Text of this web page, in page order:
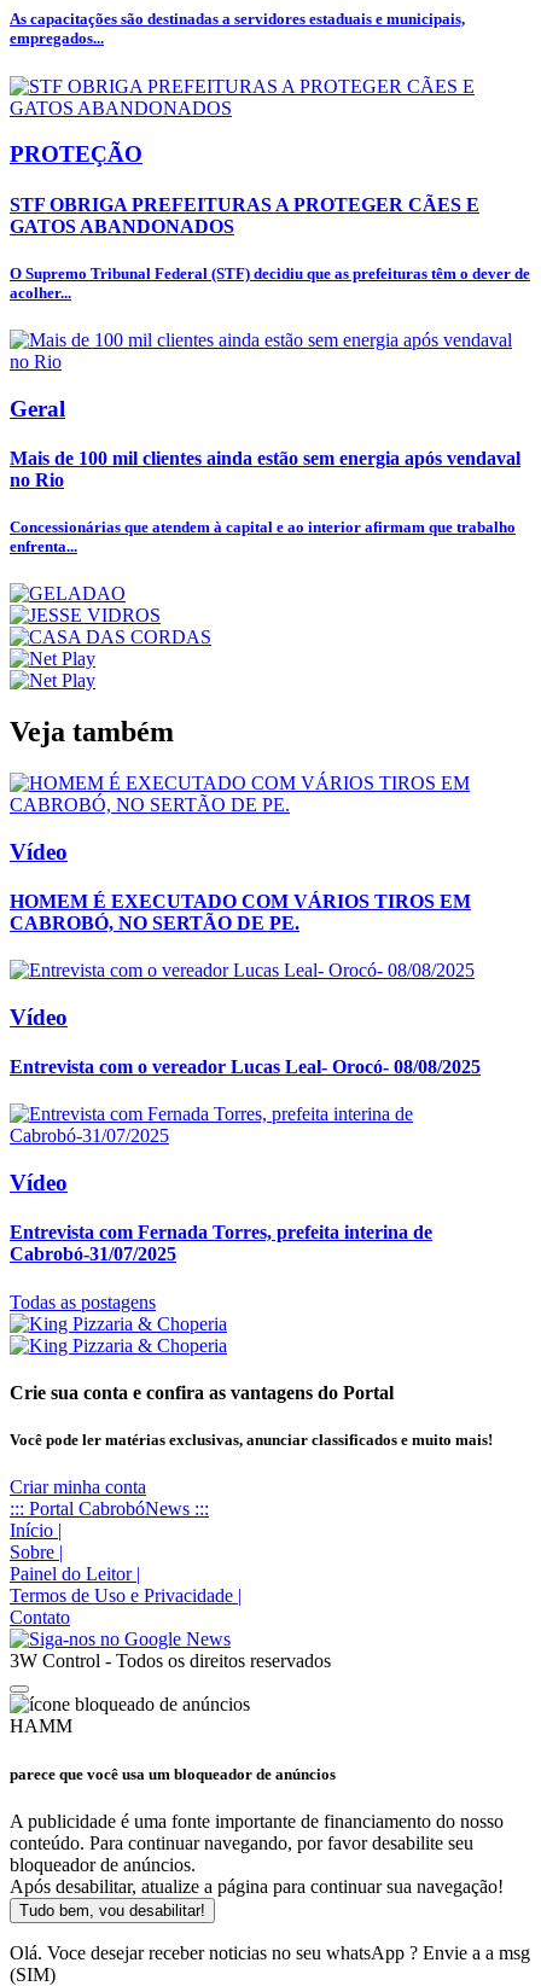
As capacitações são destinadas a servidores estaduais e municipais,
empregados...
PROTEÇÃO
STF OBRIGA PREFEITURAS A PROTEGER CÃES E
GATOS ABANDONADOS
O Supremo Tribunal Federal (STF) decidiu que as prefeituras têm o dever de
acolher...
Geral
Mais de 100 mil clientes ainda estão sem energia após vendaval
no Rio
Concessionárias que atendem à capital e ao interior afirmam que trabalho
enfrenta...
Veja também
Vídeo
HOMEM É EXECUTADO COM VÁRIOS TIROS EM
CABROBÓ, NO SERTÃO DE PE.
Vídeo
Entrevista com o vereador Lucas Leal- Orocó- 08/08/2025
Vídeo
Entrevista com Fernada Torres, prefeita interina de
Cabrobó-31/07/2025
Todas as postagens
Crie sua conta e confira as vantagens do Portal
Você pode ler matérias exclusivas, anunciar classificados e muito mais!
Criar minha conta
::: Portal CabrobóNews :::
Início |
Sobre |
Painel do Leitor |
Termos de Uso e Privacidade |
Contato
3W Control - Todos os direitos reservados
HAMM
parece que você usa um bloqueador de anúncios
A publicidade é uma fonte importante de financiamento do nosso
conteúdo. Para continuar navegando, por favor desabilite seu
bloqueador de anúncios.
Após desabilitar, atualize a página para continuar sua navegação!
Tudo bem, vou desabilitar!
Olá. Voce desejar receber noticias no seu whatsApp ? Envie a a msg
(SIM)